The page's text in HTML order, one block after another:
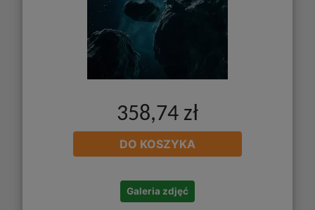
358,74 zł
DO KOSZYKA
Galeria zdjęć